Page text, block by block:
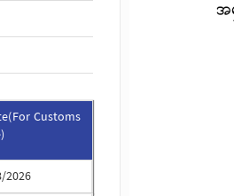
Customs
2026